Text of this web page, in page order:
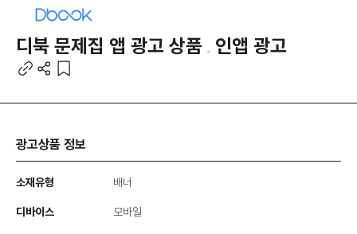
디북 문제집 앱 광고 상품 인앱 광고
광고상품 정보
소재유형 배너
디바이스 모바일